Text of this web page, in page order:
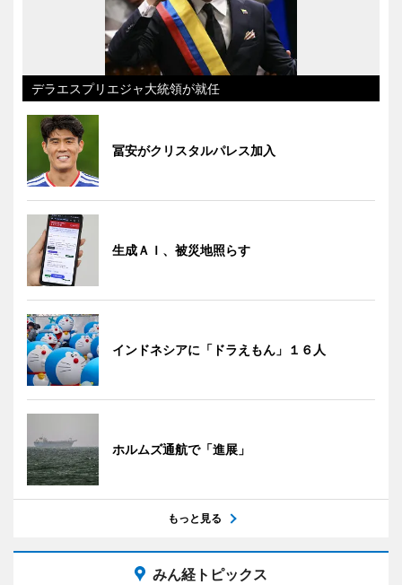
デラエスプリエジャ大統領が就任
冨安がクリスタルパレス加入
生成ＡＩ、被災地照らす
インドネシアに「ドラえもん」１６人
ホルムズ通航で「進展」
もっと見る
みん経トピックス